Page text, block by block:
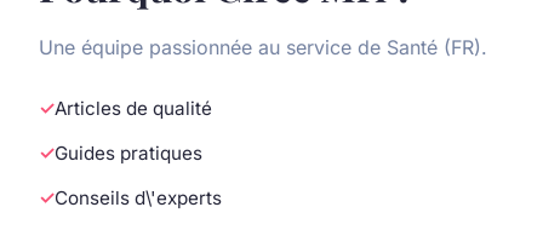
Une équipe passionnée au service de Santé (FR).
Articles de qualité
Guides pratiques
Conseils d\'experts